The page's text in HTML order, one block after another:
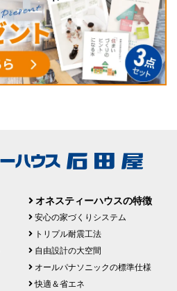
オネスティーハウスの特徴
安心の家づくりシステム
トリプル耐震工法
自由設計の大空間
オールパナソニックの標準仕様
快適＆省エネ